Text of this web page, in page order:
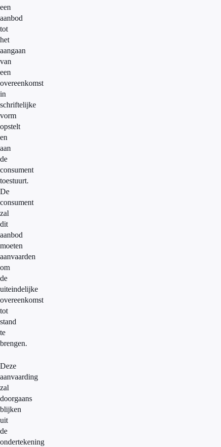
een
aanbod
tot
het
aangaan
van
een
overeenkomst
in
schriftelijke
vorm
opstelt
en
aan
de
consument
toestuurt.
De
consument
zal
dit
aanbod
moeten
aanvaarden
om
de
uiteindelijke
overeenkomst
tot
stand
te
brengen.
Deze
aanvaarding
zal
doorgaans
blijken
uit
de
ondertekening